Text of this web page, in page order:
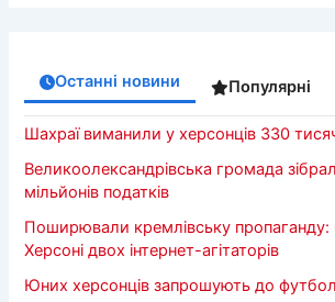
Останні новини Популярні
Шахраї виманили у херсонців 330
Великоолександрівська громада
мільйонів податків
Поширювали кремлівську
Херсоні двох інтернет-агітаторів
Юних херсонців запрошують до